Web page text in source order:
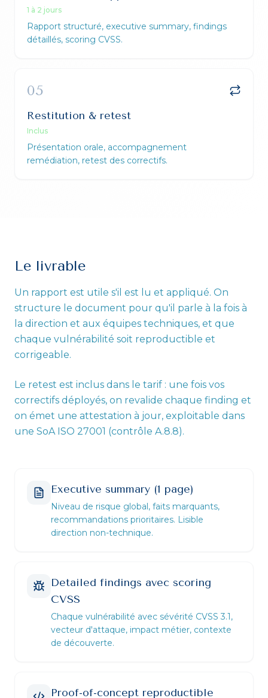
1 à 2 jours
Rapport structuré, executive summary, findings
détaillés, scoring CVSS.
05
Restitution & retest
Inclus
Présentation orale, accompagnement
remédiation, retest des correctifs.
Le livrable
Un rapport est utile s'il est lu et appliqué. On
structure le document pour qu'il parle à la fois à
la direction et aux équipes techniques, et que
chaque vulnérabilité soit reproductible et
corrigeable.
Le retest est inclus dans le tarif : une fois vos
correctifs déployés, on revalide chaque finding et
on émet une attestation à jour, exploitable dans
une SoA ISO 27001 (contrôle A.8.8).
Executive summary (1 page)
Niveau de risque global, faits marquants,
recommandations prioritaires. Lisible
direction non-technique.
Detailed findings avec scoring
CVSS
Chaque vulnérabilité avec sévérité CVSS 3.1,
vecteur d'attaque, impact métier, contexte
de découverte.
Proof-of-concept reproductible